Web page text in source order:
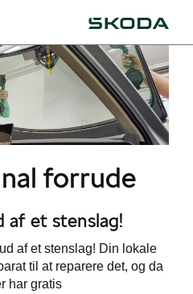
forrude
af et stenslag!
af et stenslag! Din lokale
til at reparere det, og da
har gratis